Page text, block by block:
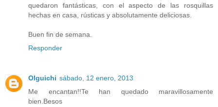
quedaron fantásticas, con el aspecto de las rosquillas
hechas en casa, rústicas y absolutamente deliciosas.
Buen fin de semana.
Responder
Olguichi sábado, 12 enero, 2013
Me encantan!!Te han quedado maravillosamente
bien.Besos